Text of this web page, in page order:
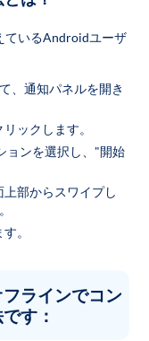
ているAndroidユーザ
、通知パネルを開き
ックします。
ョンを選択し、"開始
部からスワイプし
。
ラインでコン
す：